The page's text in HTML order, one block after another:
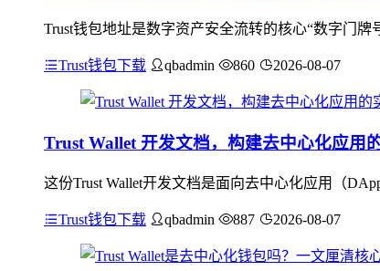
Trust钱包地址是数字资产安全流转的核心“数字门
Trust钱包下载 qbadmin 860 2026-08-07
Trust Wallet 开发文档，构建去中心化应用
这份Trust Wallet开发文档是面向去中心化应用（
Trust钱包下载 qbadmin 887 2026-08-07